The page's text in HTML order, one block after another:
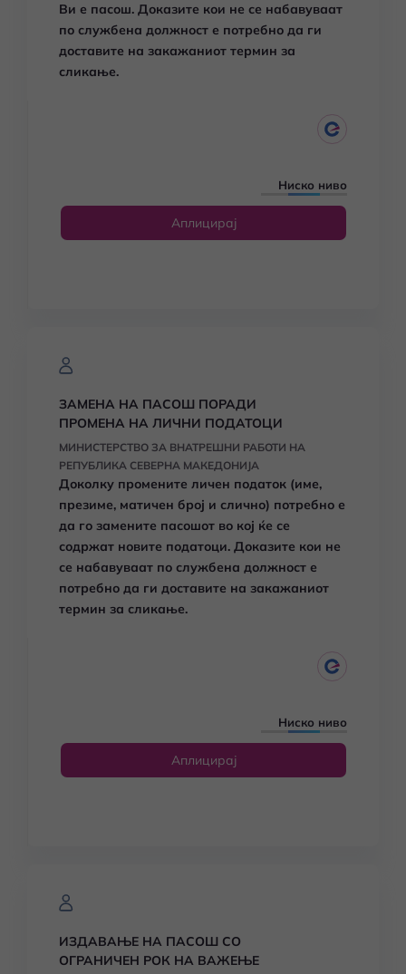
Ви е пасош. Доказите кои не се набавуваат
по службена должност е потребно да ги
доставите на закажаниот термин за
сликање.
Ниско ниво
Аплицирај
ЗАМЕНА НА ПАСОШ ПОРАДИ
ПРОМЕНА НА ЛИЧНИ ПОДАТОЦИ
МИНИСТЕРСТВО ЗА ВНАТРЕШНИ РАБОТИ НА
РЕПУБЛИКА СЕВЕРНА МАКЕДОНИЈА
Доколку промените личен податок (име,
презиме, матичен број и слично) потребно е
да го замените пасошот во кој ќе се
содржат новите податоци. Доказите кои не
се набавуваат по службена должност е
потребно да ги доставите на закажаниот
термин за сликање.
Ниско ниво
Аплицирај
ИЗДАВАЊЕ НА ПАСОШ СО
ОГРАНИЧЕН РОК НА ВАЖЕЊЕ